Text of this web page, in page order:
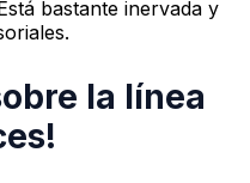
bastante inervada y
la línea